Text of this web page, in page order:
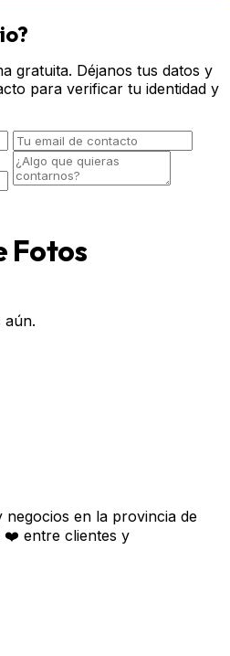
gratuita. Déjanos tus datos y
para verificar tu identidad y
Fotos
aún.
negocios en la provincia de
❤️ entre clientes y